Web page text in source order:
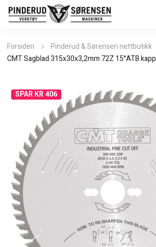
Forsiden Pinderud & Sørensen nettbutikk
CMT Sagblad 315x30x3,2mm 72Z 15°ATB kapp
SPAR KR 406